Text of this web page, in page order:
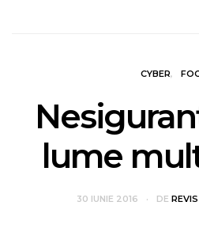
CYBER
lume
30 IUNIE 2016 DE